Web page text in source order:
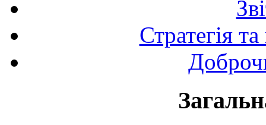
Стратегія